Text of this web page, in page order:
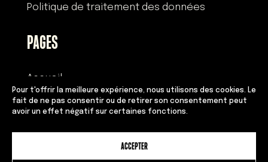
Pour t'offrir la meilleure expérience, nous utilisons des cookies. Le
fait de ne pas consentir ou de retirer son consentement peut
avoir un effet négatif sur certaines fonctions.
ACCEPTER
Politique de traitement des données
PAGES
Accueil
Histoire
Devenir franchisé
Équipe